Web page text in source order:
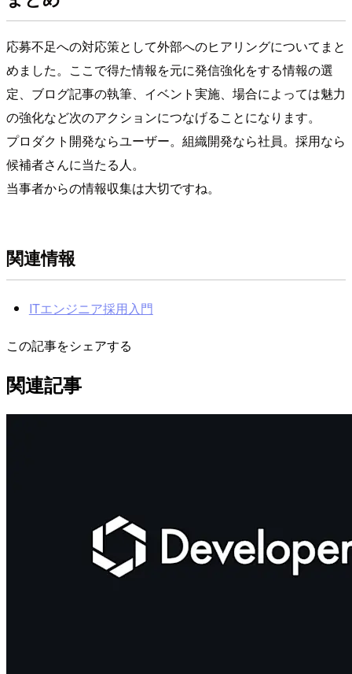
応募不足への対応策として外部へのヒアリングについてまと
めました。ここで得た情報を元に発信強化をする情報の選
定、ブログ記事の執筆、イベント実施、場合によっては魅力
の強化など次のアクションにつなげることになります。
プロダクト開発ならユーザー。組織開発なら社員。採用なら
候補者さんに当たる人。
当事者からの情報収集は大切ですね。
関連情報
ITエンジニア採用入門
この記事をシェアする
関連記事